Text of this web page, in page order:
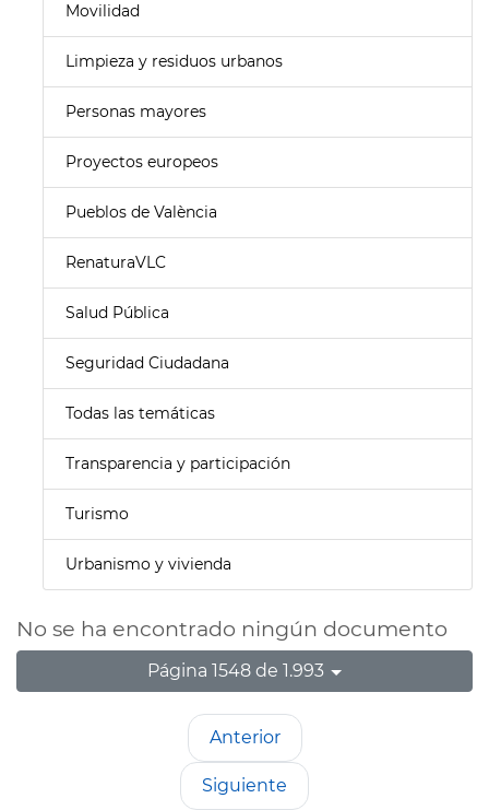
Movilidad
Limpieza y residuos urbanos
Personas mayores
Proyectos europeos
Pueblos de València
RenaturaVLC
Salud Pública
Seguridad Ciudadana
Todas las temáticas
Transparencia y participación
Turismo
Urbanismo y vivienda
No se ha encontrado ningún documento
Página 1548 de 1.993
Anterior
Siguiente